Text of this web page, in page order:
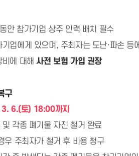
안 참가기업 상주 인력 배치 필수
업에게 있으며, 주최자는 도난·파손 등
비에 대해사전 보험 가입 권장
구
6.(토) 18:00까지
각종 폐기물 자진 철거 완료
우 주최자가 철거 후 비용 청구